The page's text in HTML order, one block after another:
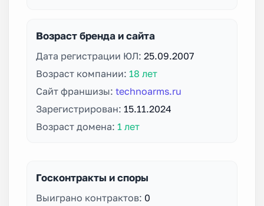
Возраст бренда и сайта
Дата регистрации ЮЛ: 25.09.2007
Возраст компании: 18 лет
Сайт франшизы: technoarms.ru
Зарегистрирован: 15.11.2024
Возраст домена: 1 лет
Госконтракты и споры
Выиграно контрактов: 0